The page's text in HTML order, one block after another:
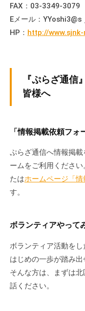
FAX：03-3349-3079
Eメール：YYoshi3@s
HP： http://
『ぷらざ通信
皆様へ
「情報掲載依頼フォ
ぷらざ通信へ情報掲
ームをご利用くださ
たはホームページ「情
す。
ボランティアやって
ボランティア活動を
はじめの一歩が踏み出
そんな方は、まずは
話ください。